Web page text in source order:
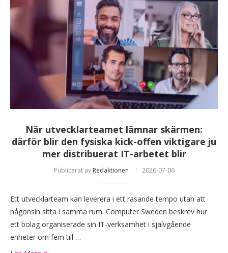
När utvecklarteamet lämnar skärmen:
därför blir den fysiska kick-offen viktigare ju
mer distribuerat IT-arbetet blir
Publicerat av Redaktionen 2026-07-06
Ett utvecklarteam kan leverera i ett rasande tempo utan att
någonsin sitta i samma rum. Computer Sweden beskrev hur
ett bolag organiserade sin IT-verksamhet i självgående
enheter om fem till …